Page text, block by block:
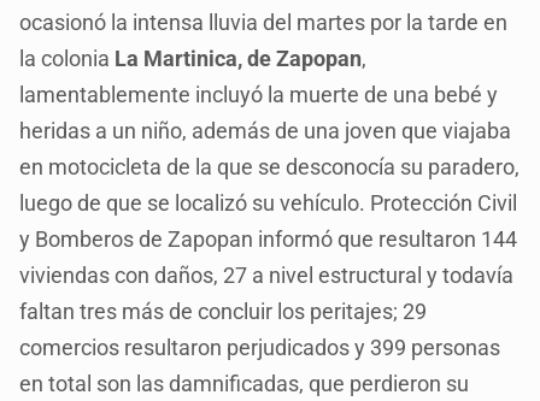
ocasionó la intensa lluvia del martes por la tarde en
la colonia La Martinica, de Zapopan,
lamentablemente incluyó la muerte de una bebé y
heridas a un niño, además de una joven que viajaba
en motocicleta de la que se desconocía su paradero,
luego de que se localizó su vehículo. Protección Civil
y Bomberos de Zapopan informó que resultaron 144
viviendas con daños, 27 a nivel estructural y todavía
faltan tres más de concluir los peritajes; 29
comercios resultaron perjudicados y 399 personas
en total son las damnificadas, que perdieron su